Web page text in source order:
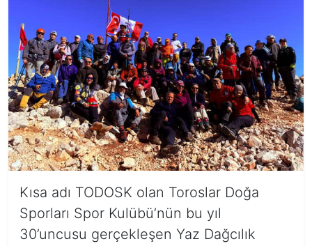
Kısa adı TODOSK olan Toroslar Doğa
Sporları Spor Kulübü’nün bu yıl
30’uncusu gerçekleşen Yaz Dağcılık